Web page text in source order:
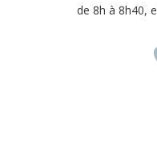
de 8h à 8h40,